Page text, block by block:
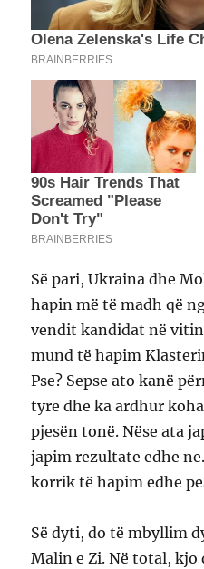
Së pari, Ukraina dhe
hapin më të madh që
vendit kandidat në
mund të hapim
Pse? Sepse ato kanë
tyre dhe ka ardhur
pjesën tonë. Nëse ata
japim rezultate edhe
korrik të hapim edhe
Së dyti, do të mbyllim
Malin e Zi. Në total, kjo